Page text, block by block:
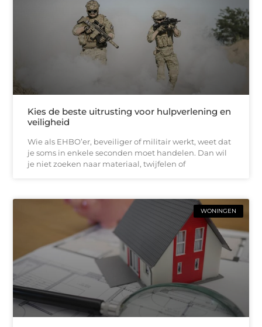
Kies de beste uitrusting voor hulpverlening en
veiligheid
Wie als EHBO’er, beveiliger of militair werkt, weet dat
je soms in enkele seconden moet handelen. Dan wil
je niet zoeken naar materiaal, twijfelen of
WONINGEN